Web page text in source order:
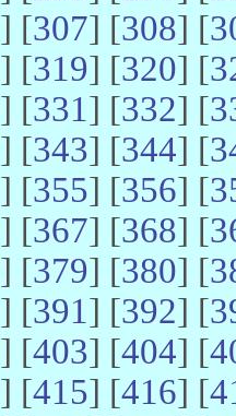
] [307] [308] [
] [319] [320] [
] [331] [332] [
] [343] [344] [
] [355] [356] [
] [367] [368] [
] [379] [380] [
] [391] [392] [
] [403] [404] [
] [415] [416] [